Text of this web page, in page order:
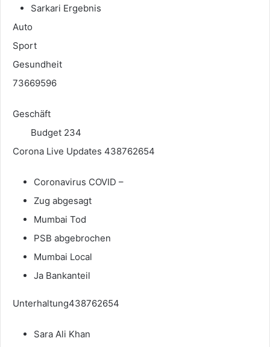
Sarkari Ergebnis
Auto
Sport
Gesundheit
73669596
Geschäft
Budget 234
Corona Live Updates 438762654
Coronavirus COVID –
Zug abgesagt
Mumbai Tod
PSB abgebrochen
Mumbai Local
Ja Bankanteil
Unterhaltung438762654
Sara Ali Khan